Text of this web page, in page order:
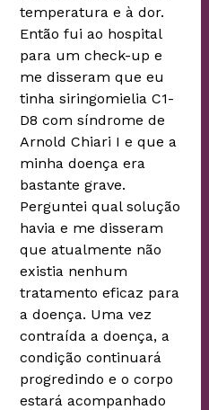
temperatura e à dor.
Então fui ao hospital
para um check-up e
me disseram que eu
tinha siringomielia C1-
D8 com síndrome de
Arnold Chiari I e que a
minha doença era
bastante grave.
Perguntei qual solução
havia e me disseram
que atualmente não
existia nenhum
tratamento eficaz para
a doença. Uma vez
contraída a doença, a
condição continuará
progredindo e o corpo
estará acompanhado